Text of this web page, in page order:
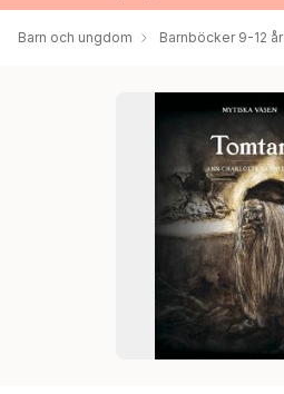
Barn och ungdom Barnböcker 9-12 år